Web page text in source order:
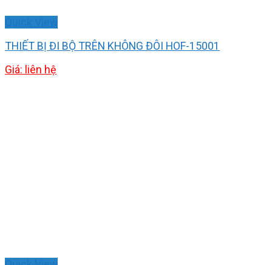
THIẾT BỊ ĐI BỘ TRÊN KHÔNG ĐÔI HOF-15001
Giá: liên hệ